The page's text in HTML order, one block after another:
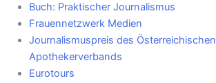
Buch: Praktischer Journalismus
Frauennetzwerk Medien
Journalismuspreis des Österreichischen
Apothekerverbands
Eurotours